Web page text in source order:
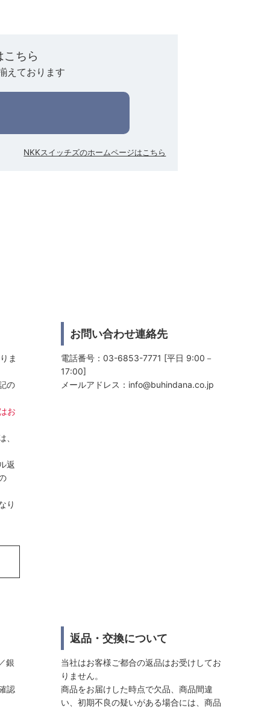
ちら
えております
NKKスイッチズのホームページはこちら
ま
の
お
返
り
お問い合わせ連絡先
電話番号：03-6853-7771 [平日 9:00－
17:00]
メールアドレス： info@buhindana.co.jp
銀
認
返品・交換について
当社はお客様ご都合の返品はお受けしてお
りません。
商品をお届けした時点で欠品、商品間違
い、初期不良の疑いがある場合には、商品